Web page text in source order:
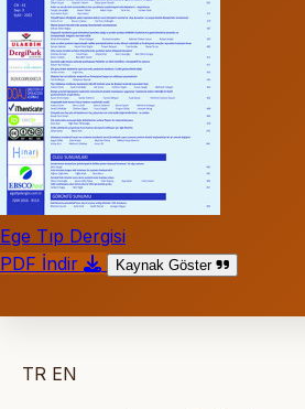
Ege Tıp Dergisi
PDF İndir
Kaynak Göster
TR EN